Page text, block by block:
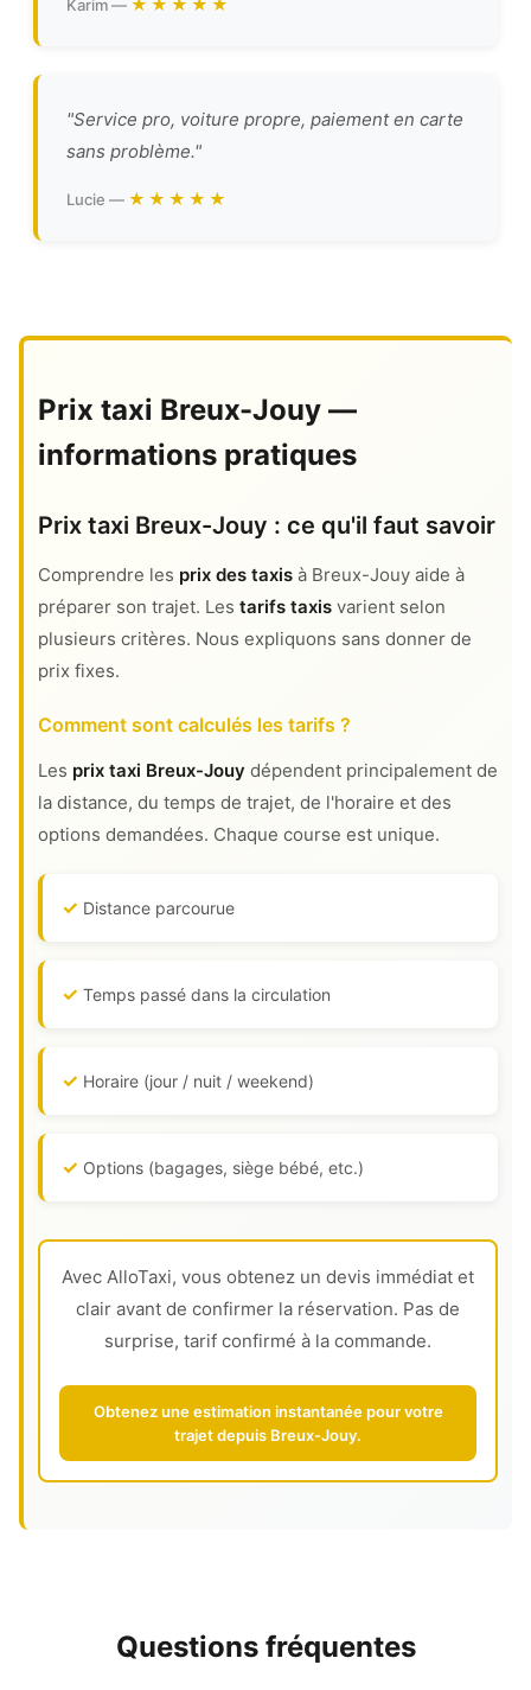
Karim — ★★★★★
"Service pro, voiture propre, paiement en carte
sans problème."
Lucie — ★★★★★
Prix taxi Breux-Jouy —
informations pratiques
Prix taxi Breux-Jouy : ce qu'il faut savoir
Comprendre les prix des taxis à Breux-Jouy aide à
préparer son trajet. Les tarifs taxis varient selon
plusieurs critères. Nous expliquons sans donner de
prix fixes.
Comment sont calculés les tarifs ?
Les prix taxi Breux-Jouy dépendent principalement de
la distance, du temps de trajet, de l'horaire et des
options demandées. Chaque course est unique.
Distance parcourue
Temps passé dans la circulation
Horaire (jour / nuit / weekend)
Options (bagages, siège bébé, etc.)
Avec AlloTaxi, vous obtenez un devis immédiat et
clair avant de confirmer la réservation. Pas de
surprise, tarif confirmé à la commande.
Obtenez une estimation instantanée pour votre
trajet depuis Breux-Jouy.
Questions fréquentes